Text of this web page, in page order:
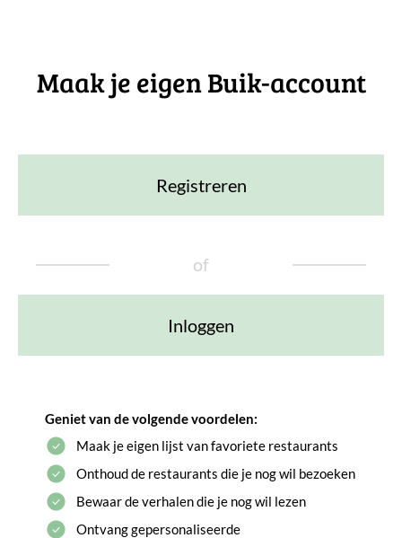
Maak je eigen Buik-account
Registreren
of
Inloggen
Geniet van de volgende voordelen:
Maak je eigen lijst van favoriete restaurants
Onthoud de restaurants die je nog wil bezoeken
Bewaar de verhalen die je nog wil lezen
Ontvang gepersonaliseerde